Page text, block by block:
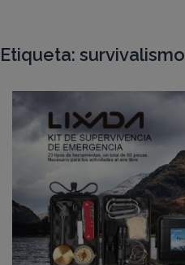
Etiqueta: survivalismo